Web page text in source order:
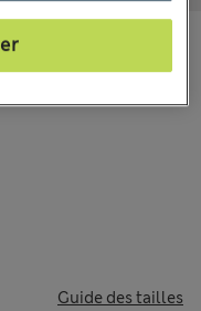
douanes
Guide des tailles